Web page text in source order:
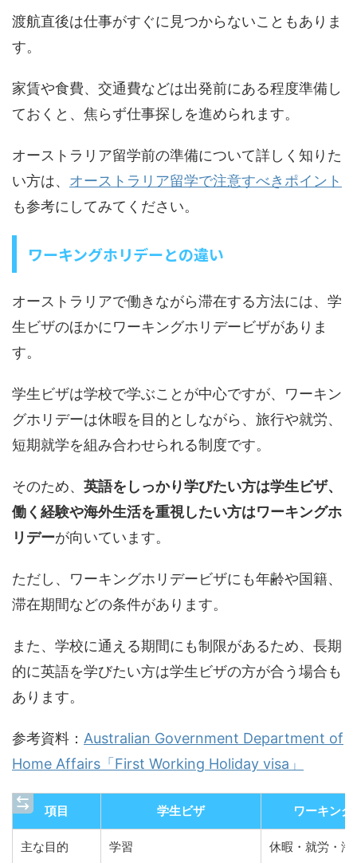
渡航直後は仕事がすぐに見つからないこともありま
す。
家賃や食費、交通費などは出発前にある程度準備し
ておくと、焦らず仕事探しを進められます。
オーストラリア留学前の準備について詳しく知りた
い方は、 オーストラリア留学で注意すべきポイント
も参考にしてみてください。
ワーキングホリデーとの違い
オーストラリアで働きながら滞在する方法には、学
生ビザのほかにワーキングホリデービザがありま
す。
学生ビザは学校で学ぶことが中心ですが、ワーキン
グホリデーは休暇を目的としながら、旅行や就労、
短期就学を組み合わせられる制度です。
そのため、 英語をしっかり学びたい方は学生ビザ、
働く経験や海外生活を重視したい方はワーキングホ
リデーが向いています。
ただし、ワーキングホリデービザにも年齢や国籍、
滞在期間などの条件があります。
また、学校に通える期間にも制限があるため、長期
的に英語を学びたい方は学生ビザの方が合う場合も
あります。
参考資料： Australian Government Department of
Home Affairs「First Working Holiday visa」
項目 学生ビザ ワーキン
主な目的 学習 休暇・就労・海